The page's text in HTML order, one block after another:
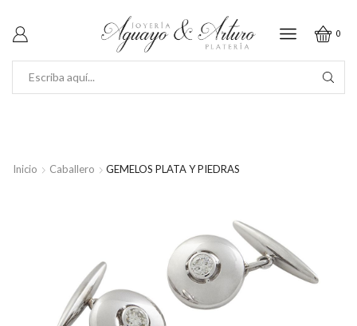
0
Inicio Caballero GEMELOS PLATA Y PIEDRAS